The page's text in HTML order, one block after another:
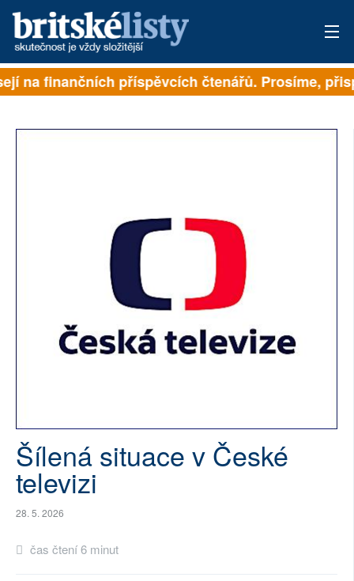
PŘIHLÁSIT
NEJČTENĚJŠÍ ZA 7 DNÍ
PŘÍSPĚVKY NA PROVOZ
PLNÁ VERZE STRÁNEK
na finančních příspěvcích čtenářů. Prosíme,
Šílená situace v České
televizi
28. 5. 2026
čas čtení 6 minut